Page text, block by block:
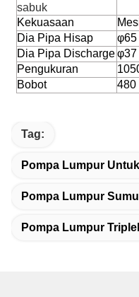
sabuk
Kekuasaan
Dia Pipa Hisap
φ65
Dia Pipa Dischargeφ37
Pengukuran
Bobot
480
Tag:
Pompa Lumpur
Pompa Lumpur
Pompa Lumpur